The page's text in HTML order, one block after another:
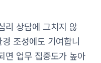
리 상담에 그치지 않
조성에도 기여합니
면 업무 집중도가 높아